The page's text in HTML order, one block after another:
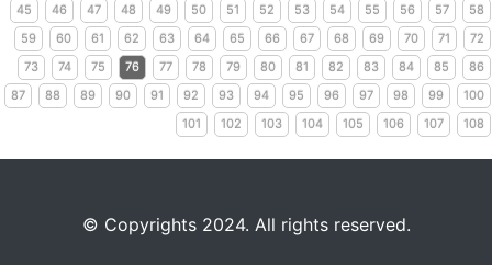
45
46 47 48 49 50 51 52 53 54 55 56 57
58
59
60 61 62 63 64 65 66 67 68 69 70 71
72
73
74 75 76 77 78 79 80 81 82 83 84 85
86
87
88 89 90 91 92 93 94 95 96 97 98 99
100
101
102 103 104 105 106 107 108
©️ Copyrights 2024. All rights reserved.